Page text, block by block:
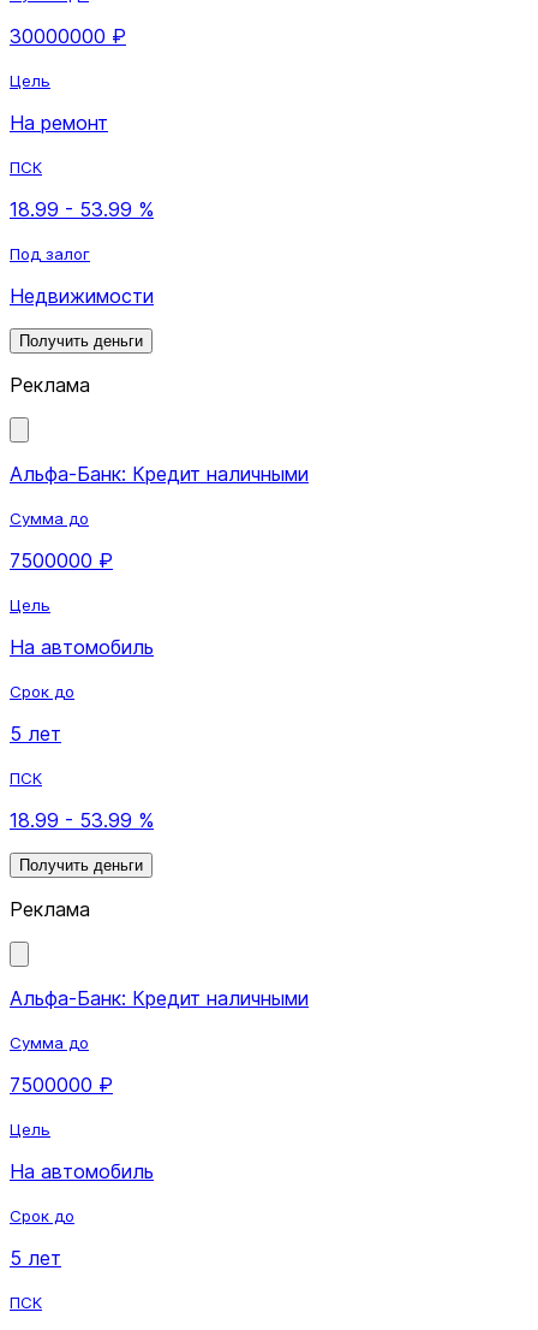
30000000 ₽
Цель
На ремонт
ПСК
18.99 - 53.99 %
Под залог
Недвижимости
Получить деньги
Реклама
Альфа-Банк: Кредит наличными
Сумма до
7500000 ₽
Цель
На автомобиль
Срок до
5 лет
ПСК
18.99 - 53.99 %
Получить деньги
Реклама
Альфа-Банк: Кредит наличными
Сумма до
7500000 ₽
Цель
На автомобиль
Срок до
5 лет
ПСК